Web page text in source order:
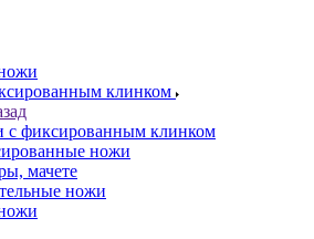
клинком
фиксированным клинком
ножи
мачете
ножи